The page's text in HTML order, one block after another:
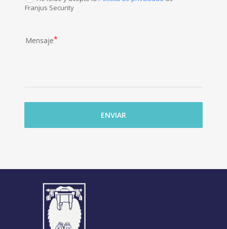
Franjus Security
Mensaje
ENVIAR